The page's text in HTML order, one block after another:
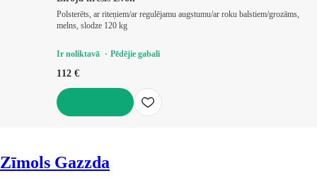
Polsterēts, ar riteņiem/ar regulējamu augstumu/ar roku balstiem/grozāms,
melns, slodze 120 kg
Ir noliktavā Pēdējie gabali
112 €
Zīmols Gazzda